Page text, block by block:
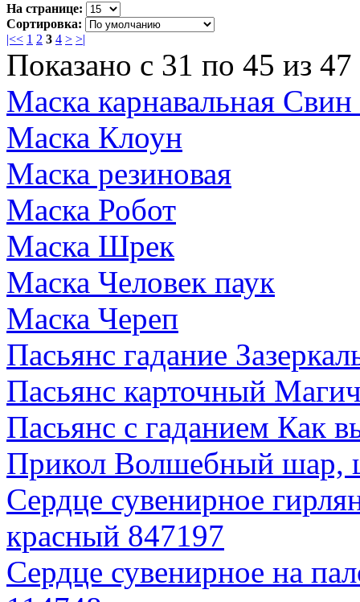
На странице:
Сортировка:
|<< 1 2 3 4 > >|
Показано с 31 по 45 из
Маска карнавальная
Маска Клоун
Маска резиновая
Маска Робот
Маска Шрек
Маска Человек паук
Маска Череп
Пасьянс гадание
Пасьянс карточный
Пасьянс с гаданием Как
Прикол Волшебный шар,
Сердце сувенирное
красный 847197
Сердце сувенирное на